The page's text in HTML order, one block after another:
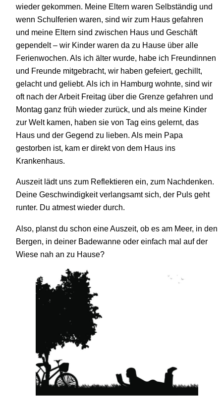
wieder gekommen. Meine Eltern waren Selbständig und
wenn Schulferien waren, sind wir zum Haus gefahren
und meine Eltern sind zwischen Haus und Geschäft
gependelt – wir Kinder waren da zu Hause über alle
Ferienwochen. Als ich älter wurde, habe ich Freundinnen
und Freunde mitgebracht, wir haben gefeiert, gechillt,
gelacht und geliebt. Als ich in Hamburg wohnte, sind wir
oft nach der Arbeit Freitag über die Grenze gefahren und
Montag ganz früh wieder zurück, und als meine Kinder
zur Welt kamen, haben sie von Tag eins gelernt, das
Haus und der Gegend zu lieben. Als mein Papa
gestorben ist, kam er direkt von dem Haus ins
Krankenhaus.
Auszeit lädt uns zum Reflektieren ein, zum Nachdenken.
Deine Geschwindigkeit verlangsamt sich, der Puls geht
runter. Du atmest wieder durch.
Also, planst du schon eine Auszeit, ob es am Meer, in den
Bergen, in deiner Badewanne oder einfach mal auf der
Wiese nah an zu Hause?